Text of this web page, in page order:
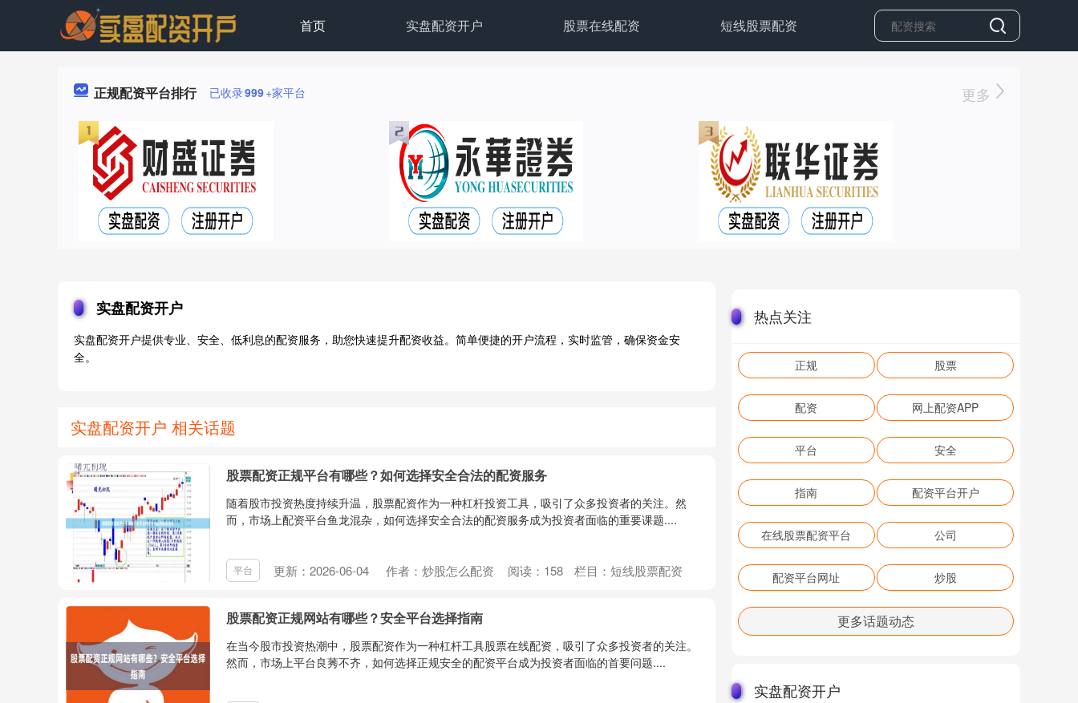
首页 实盘配资开户 股票在线配资 短线股票配资
正规配资平台排行 已收录999+家平台 更多
实盘配资开户
实盘配资开户提供专业、安全、低利息的配资服务，助您快速提升配资收益。简单便捷的开户流程，实时监管，确保资金安
全。
实盘配资开户 相关话题
股票配资正规平台有哪些？如何选择安全合法的配资服务
随着股市投资热度持续升温，股票配资作为一种杠杆投资工具，吸引了众多投资者的关注。然
而，市场上配资平台鱼龙混杂，如何选择安全合法的配资服务成为投资者面临的重要课题....
平台 更新：2026-06-04 作者：炒股怎么配资 阅读： 158 栏目： 短线股票配资
股票配资正规网站有哪些？安全平台选择指南
在当今股市投资热潮中，股票配资作为一种杠杆工具股票在线配资，吸引了众多投资者的关注。
然而，市场上平台良莠不齐，如何选择正规安全的配资平台成为投资者面临的首要问题....
热点关注
正规 股票
配资 网上配资APP
平台 安全
指南 配资平台开户
在线股票配资平台 公司
配资平台网址 炒股
更多话题动态
实盘配资开户